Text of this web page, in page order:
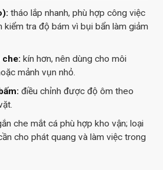
tháo lắp nhanh, phù hợp công việc
kiểm tra độ bám vì bụi bẩn làm giảm
che: kín hơn, nên dùng cho môi
mảnh vụn nhỏ.
điều chỉnh được độ ôm theo
che mắt cá phù hợp kho vận; loại
cho phát quang và làm việc trong